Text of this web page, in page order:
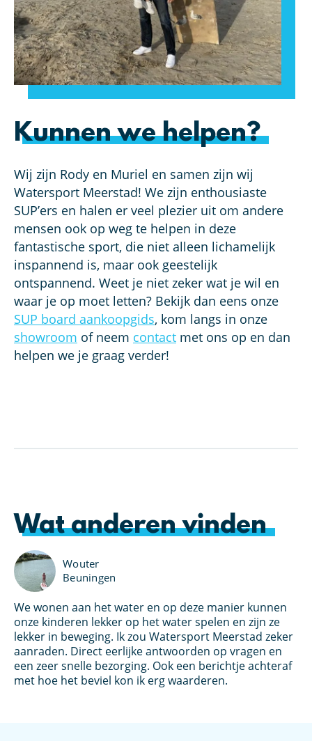
Kunnen we helpen?
Wij zijn Rody en Muriel en samen zijn wij
Watersport Meerstad! We zijn enthousiaste
SUP’ers en halen er veel plezier uit om andere
mensen ook op weg te helpen in deze
fantastische sport, die niet alleen lichamelijk
inspannend is, maar ook geestelijk
ontspannend. Weet je niet zeker wat je wil en
waar je op moet letten? Bekijk dan eens onze
SUP board aankoopgids, kom langs in onze
showroom of neem contact met ons op en dan
helpen we je graag verder!
Wat anderen vinden
Wouter
Beuningen
We wonen aan het water en op deze manier kunnen
onze kinderen lekker op het water spelen en zijn ze
lekker in beweging. Ik zou Watersport Meerstad zeker
aanraden. Direct eerlijke antwoorden op vragen en
een zeer snelle bezorging. Ook een berichtje achteraf
met hoe het beviel kon ik erg waarderen.